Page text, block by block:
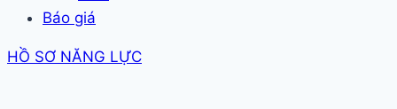
Báo giá
HỒ SƠ NĂNG LỰC